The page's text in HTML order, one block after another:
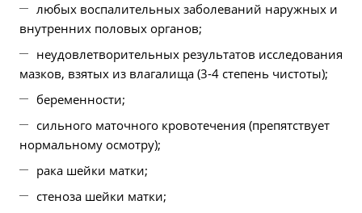
любых воспалительных заболеваний наружных и
внутренних половых органов;
неудовлетворительных результатов исследования
мазков, взятых из влагалища (3-4 степень чистоты);
беременности;
сильного маточного кровотечения (препятствует
нормальному осмотру);
рака шейки матки;
стеноза шейки матки;